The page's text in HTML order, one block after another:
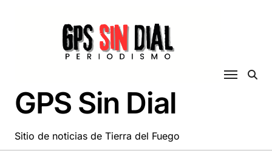
GPS Sin Dial
Sitio de noticias de Tierra del Fuego